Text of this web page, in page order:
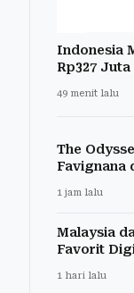
Indonesia
Rp327 Juta
49 menit lalu
The
Favignana
1 jam lalu
Malaysia
Favorit
1 hari lalu